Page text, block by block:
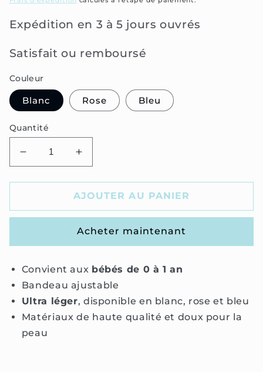
Expédition en 3 à 5 jours ouvrés
Satisfait ou remboursé
Couleur
Blanc Rose Bleu
Quantité
Réduire
la
quantité
Casque
bébé
Augmenter
la
quantité
de
Casque
bruit
bébé
AJOUTER AU PANIER
Acheter maintenant
Convient aux bébés de 0 à 1 an
Bandeau ajustable
Ultra léger, disponible en blanc, rose et bleu
Matériaux de haute qualité et doux pour la
peau